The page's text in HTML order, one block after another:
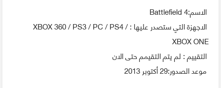
الاسم:Battlefield 4
الاجهزة التي ستصدر عليها : XBOX 360 / PS3 / PC / PS4 /
XBOX ONE
التقييم : لم يتم التقيمم حتى الان
موعد الصدور:29 أكتوبر 2013